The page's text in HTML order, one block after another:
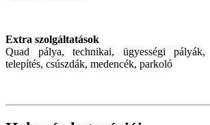
Extra szolgáltatások
Quad pálya, technikai, ügyességi pályák,
telepítés, csúszdák, medencék, parkoló